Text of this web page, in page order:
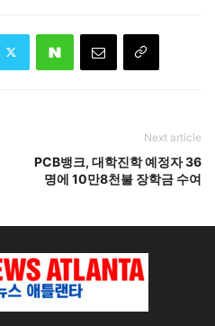
Next article
PCB뱅크, 대학진학 예정자 36
명에 10만8천불 장학금 수여